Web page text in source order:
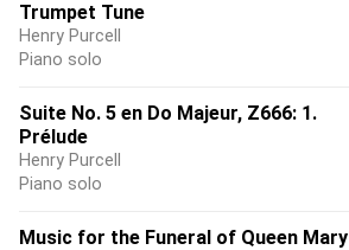
Trumpet Tune
Henry Purcell
Piano solo
Suite No. 5 en Do Majeur, Z666: 1.
Prélude
Henry Purcell
Piano solo
Music for the Funeral of Queen Mary